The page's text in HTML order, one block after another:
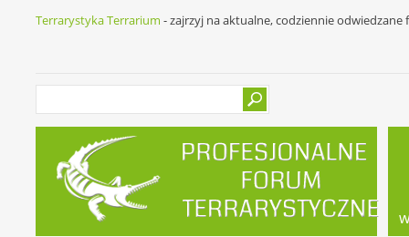
Terrarystyka Terrarium - zajrzyj na aktualne, codziennie